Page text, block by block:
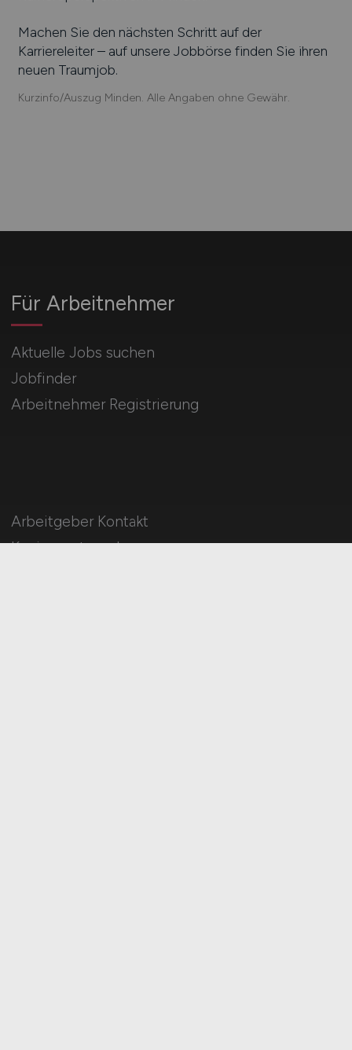
Machen Sie den nächsten Schritt auf der
Karriereleiter – auf unsere Jobbörse finden Sie ihren
neuen Traumjob.
Kurzinfo/Auszug Minden. Alle Angaben ohne Gewähr.
Für Arbeitnehmer
Aktuelle Jobs suchen
Jobfinder
Arbeitnehmer Registrierung
Arbeitgeber Kontakt
Karrierenetzwerk